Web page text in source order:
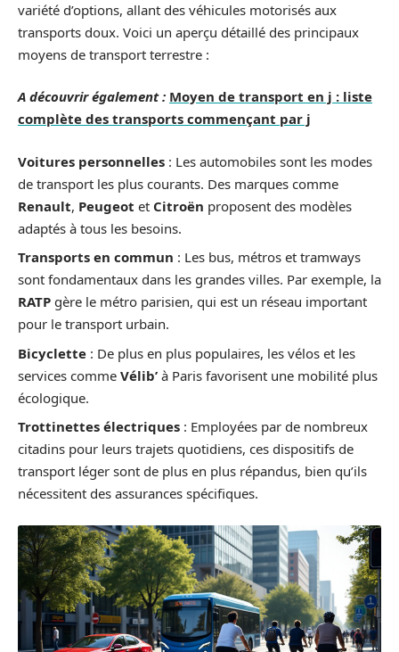
variété d’options, allant des véhicules motorisés aux
transports doux. Voici un aperçu détaillé des principaux
moyens de transport terrestre :
A découvrir également : Moyen de transport en j : liste
complète des transports commençant par j
Voitures personnelles : Les automobiles sont les modes
de transport les plus courants. Des marques comme
Renault, Peugeot et Citroën proposent des modèles
adaptés à tous les besoins.
Transports en commun : Les bus, métros et tramways
sont fondamentaux dans les grandes villes. Par exemple, la
RATP gère le métro parisien, qui est un réseau important
pour le transport urbain.
Bicyclette : De plus en plus populaires, les vélos et les
services comme Vélib’ à Paris favorisent une mobilité plus
écologique.
Trottinettes électriques : Employées par de nombreux
citadins pour leurs trajets quotidiens, ces dispositifs de
transport léger sont de plus en plus répandus, bien qu’ils
nécessitent des assurances spécifiques.